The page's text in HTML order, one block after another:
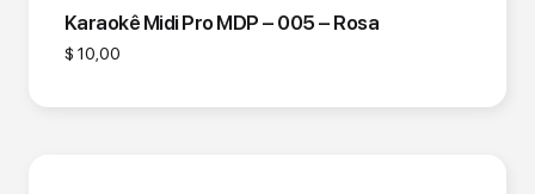
Karaokê Midi Pro MDP – 005 – Rosa
$ 10,00